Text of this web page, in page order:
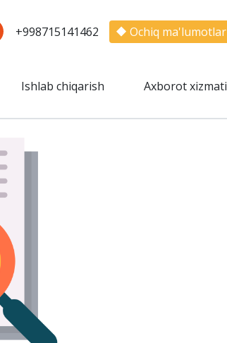
+998715141462 Ochiq ma'lumotlar
Ishlab chiqarish Axborot xizmati